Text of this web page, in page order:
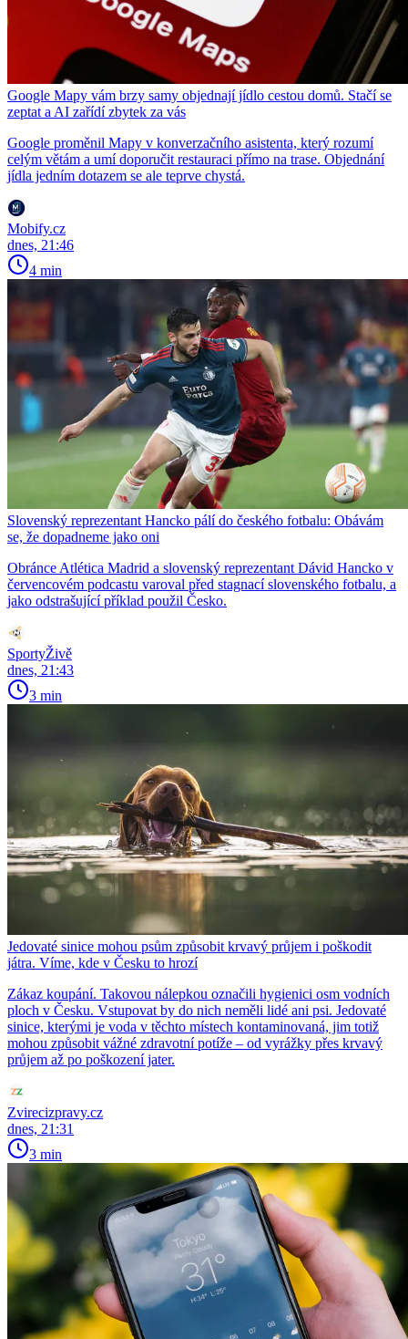
Google Mapy vám brzy samy objednají jídlo cestou domů. Stačí se
zeptat a AI zařídí zbytek za vás
Google proměnil Mapy v konverzačního asistenta, který rozumí
celým větám a umí doporučit restauraci přímo na trase. Objednání
jídla jedním dotazem se ale teprve chystá.
Mobify.cz
dnes, 21:46
4 min
Slovenský reprezentant Hancko pálí do českého fotbalu: Obávám
se, že dopadneme jako oni
Obránce Atlética Madrid a slovenský reprezentant Dávid Hancko v
červencovém podcastu varoval před stagnací slovenského fotbalu, a
jako odstrašující příklad použil Česko.
SportyŽivě
dnes, 21:43
3 min
Jedovaté sinice mohou psům způsobit krvavý průjem i poškodit
játra. Víme, kde v Česku to hrozí
Zákaz koupání. Takovou nálepkou označili hygienici osm vodních
ploch v Česku. Vstupovat by do nich neměli lidé ani psi. Jedovaté
sinice, kterými je voda v těchto místech kontaminovaná, jim totiž
mohou způsobit vážné zdravotní potíže – od vyrážky přes krvavý
průjem až po poškození jater.
Zvirecizpravy.cz
dnes, 21:31
3 min